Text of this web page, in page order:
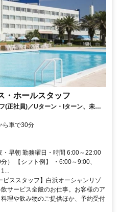
・ホールスタッフ
(正社員)／Uターン・Iターン、未経
ら車で30分
早朝 勤務曜日・時間 6:00～22:00
） 【シフト例】 ・6:00～9:00、
ビススタッフ】白浜オーシャンリゾ
サービス全般のお仕事。お客様のア
理や飲み物のご提供ほか、予約受付